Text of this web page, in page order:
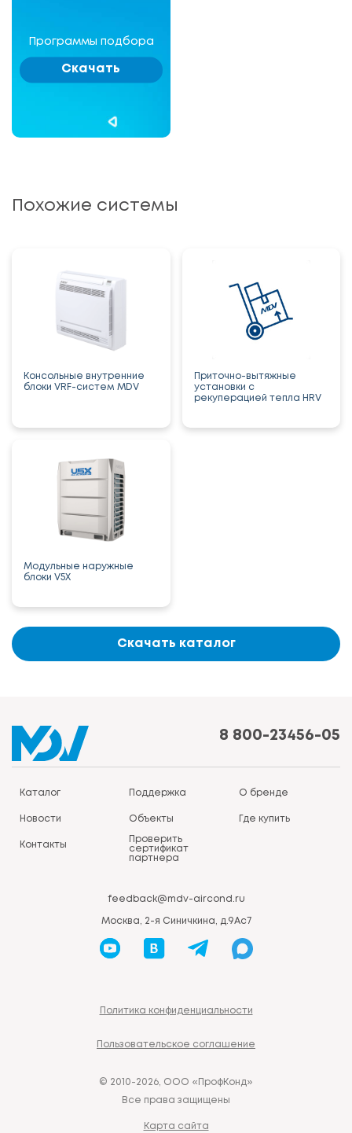
Программы подбора
Скачать
Похожие системы
Консольные внутренние
блоки VRF-систем MDV
Приточно-вытяжные
установки с
рекуперацией тепла HRV
Модульные наружные
блоки V5X
Скачать каталог
8 800-23456-05
Каталог Поддержка О бренде
Новости Объекты Где купить
Контакты
Проверить
сертификат
партнера
feedback@mdv-aircond.ru
Москва, 2-я Синичкина, д.9Ас7
Политика конфиденциальности
Пользовательское соглашение
© 2010-2026, ООО «ПрофКонд»
Все права защищены
Карта сайта